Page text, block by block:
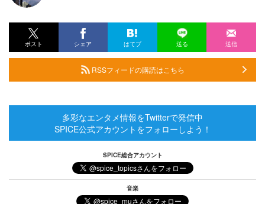
ポスト シェア はてブ 送る 送信
RSSフィードの購読はこちら
多彩なエンタメ情報をTwitterで発信中
SPICE公式アカウントをフォローしよう！
SPICE総合アカウント
音楽